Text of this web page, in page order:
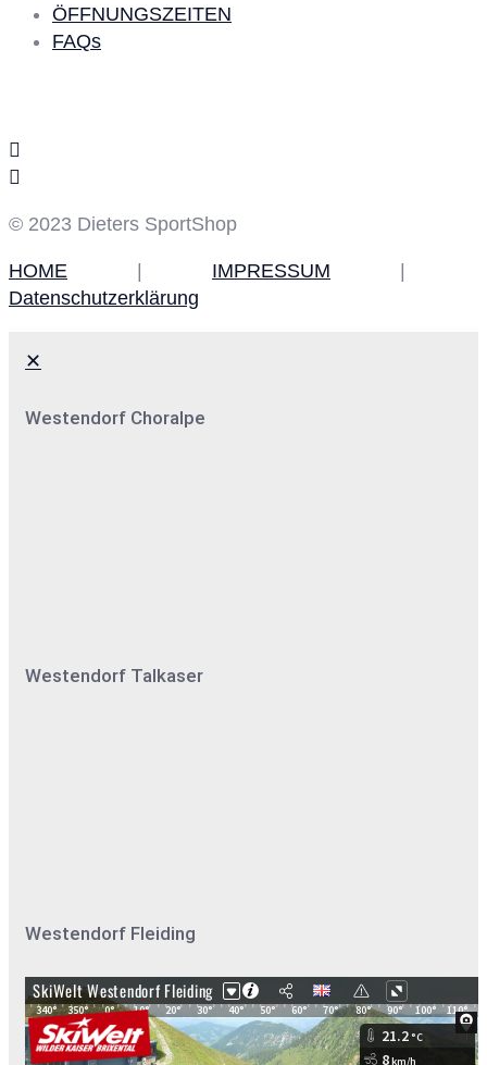
ÖFFNUNGSZEITEN
FAQs
© 2023 Dieters SportShop
HOME | IMPRESSUM |
Datenschutzerklärung
✕
Westendorf Choralpe
Westendorf Talkaser
Westendorf Fleiding